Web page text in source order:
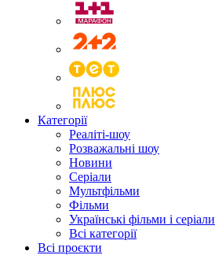
Категорії
Реаліті-шоу
Розважальні шоу
Новини
Серіали
Мультфільми
Фільми
Українські фільми і серіали
Всі категорії
Всі проєкти